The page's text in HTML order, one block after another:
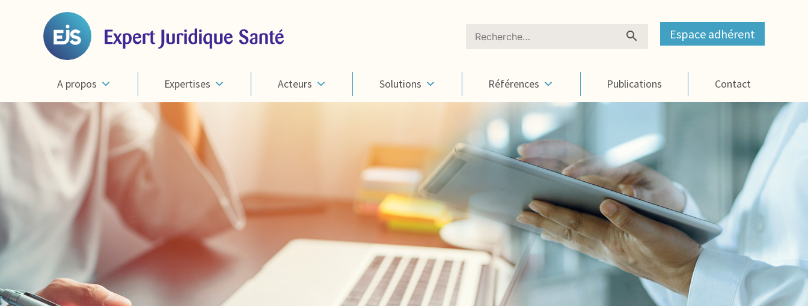
Rechercher : Espace adhérent
A propos Expertises Acteurs Solutions Références Publications Contact